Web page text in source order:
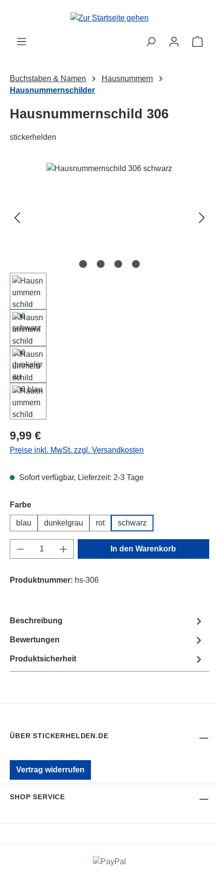
Zum Hauptinhalt springen
Buchstaben & Namen
Hausnummern
Hausnummernschilder
Hausnummernschild 306
stickerhelden
Bildergalerie überspringen
Regulärer Preis:
9,99 €
Preise inkl. MwSt. zzgl. Versandkosten
Sofort verfügbar, Lieferzeit: 2-3 Tage
Farbe
blau dunkelgrau rot schwarz
Produkt Anzahl: Gib den gewünschten
In den Warenkorb
Produktnummer: hs-306
Beschreibung
Bewertungen
Produktsicherheit
ÜBER STICKERHELDEN.DE
Vertrag widerrufen
SHOP SERVICE